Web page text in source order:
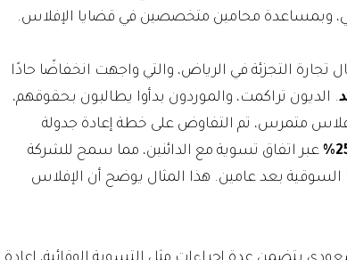
وبمساعدة محامين متخصصين في قضايا الإفلاس.
التجزئة في الرياض، والتي واجهت انخفاضًا حادًا
. الديون تراكمت، والموردون بدأوا يطالبون بحقوقهم،
متمرس، تم التفاوض على خطة إعادة جدولة
عبر اتفاق تسوية مع الدائنين، مما سمح للشركة
بعد عامين. هذا المثال يوضح أن الإفلاس